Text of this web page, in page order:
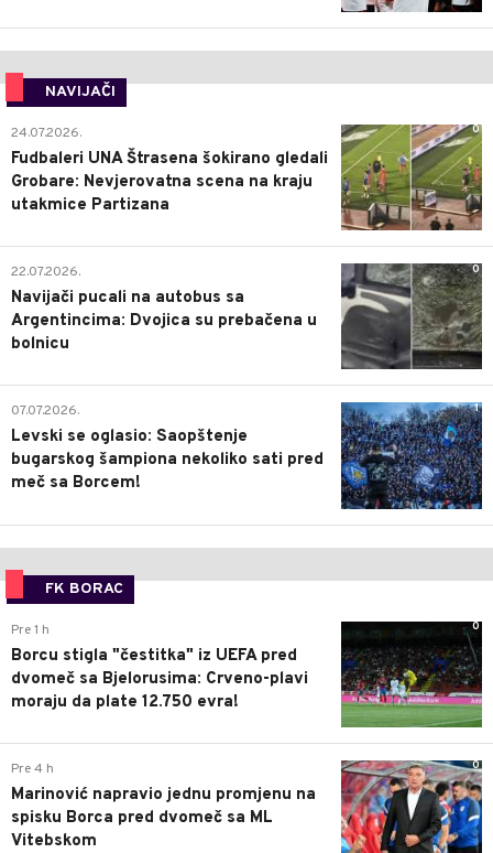
NAVIJAČI
0
24.07.2026.
Fudbaleri UNA Štrasena šokirano gledali
Grobare: Nevjerovatna scena na kraju
utakmice Partizana
0
22.07.2026.
Navijači pucali na autobus sa
Argentincima: Dvojica su prebačena u
bolnicu
1
07.07.2026.
Levski se oglasio: Saopštenje
bugarskog šampiona nekoliko sati pred
meč sa Borcem!
FK BORAC
0
Pre 1 h
Borcu stigla "čestitka" iz UEFA pred
dvomeč sa Bjelorusima: Crveno-plavi
moraju da plate 12.750 evra!
0
Pre 4 h
Marinović napravio jednu promjenu na
spisku Borca pred dvomeč sa ML
Vitebskom